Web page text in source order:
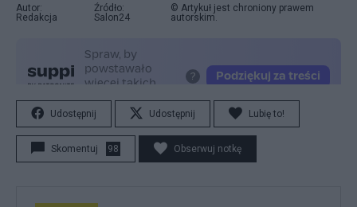
Autor:
Redakcja
Źródło:
Salon24
© Artykuł jest chroniony prawem
autorskim.
Udostępnij Udostępnij Lubię to!
Skomentuj 98 Obserwuj notkę